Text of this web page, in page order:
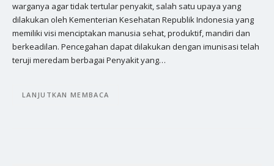
warganya agar tidak tertular penyakit, salah satu upaya yang
dilakukan oleh Kementerian Kesehatan Republik Indonesia yang
memiliki visi menciptakan manusia sehat, produktif, mandiri dan
berkeadilan. Pencegahan dapat dilakukan dengan imunisasi telah
teruji meredam berbagai Penyakit yang…
LANJUTKAN MEMBACA